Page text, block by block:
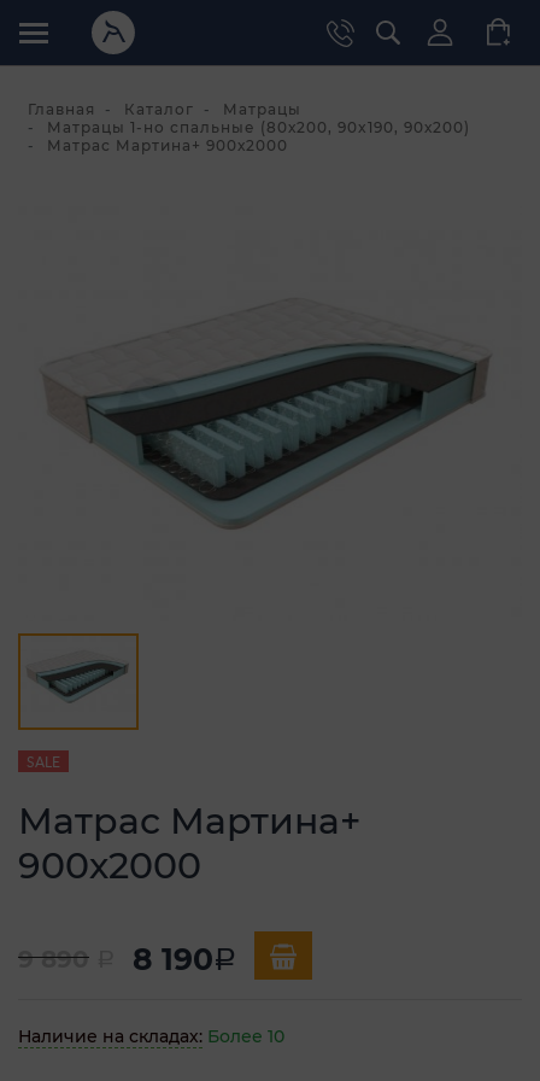
Главная Каталог
Матрацы
Матрацы 1-но спальные (80х200, 90x190, 90х200)
Матрас Мартина+ 900х2000
SALE
Матрас Мартина+
900х2000
9 890 8 190a
Наличие на складах: Более 10